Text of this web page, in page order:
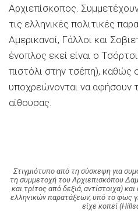
Αρχιεπίσκοπος.
τις ελληνικές πολιτικές
Αμερικανοί, Γάλλοι και
ένοπλος εκεί είναι ο
πιστόλι στην τσέπη),
υποχρεώνονται να αφήσουν
αίθουσας.
Στιγμιότυπο από τη σύσκεψη για
τη συμμετοχή του Αρχιεπισκόπου
και τρίτος από δεξιά, αντίστοιχα)
ελληνικών παρατάξεων, υπό το φως
είχε κοπεί